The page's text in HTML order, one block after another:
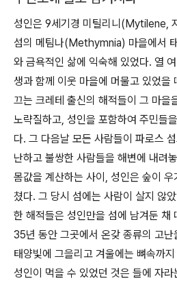
성인은 9세기경 미틸리니(Mytilene,
섬의 메팀나(Methymnia) 마을에서
와 금욕적인 삶에 익숙해 있었다. 열
생과 함께 이웃 마을에 머물고 있었을
끄는 크레테 출신의 해적들이 그 마을
노략질하고, 성인을 포함하여 주민들
다. 그 다음날 모든 사람들이 파로스
난하고 불쌍한 사람들을 해변에 내려
몸값을 계산하는 사이, 성인은 숲이
쳤다. 그 당시 섬에는 사람이 살지 않
한 해적들은 성인만을 섬에 남겨둔 채
35년 동안 그곳에서 온갖 종류의 고
태양빛에 그을리고 겨울에는 뼈속까
성인이 먹을 수 있었던 것은 들에 자